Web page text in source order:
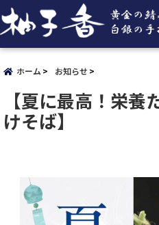
ホーム お知らせ
【夏に最高！栄
けそば】